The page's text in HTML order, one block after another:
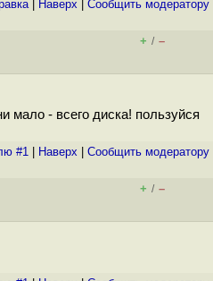
| Наверх Cообщить модератору
+ / –
мало - всего диска! пользуйся
#1 Наверх Cообщить модератору
+ / –